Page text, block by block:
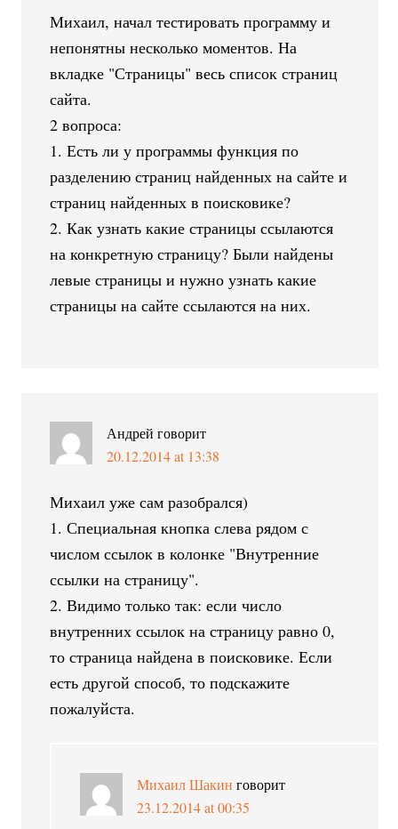
Михаил, начал тестировать программу и
непонятны несколько моментов. На
вкладке "Страницы" весь список страниц
сайта.
2 вопроса:
1. Есть ли у программы функция по
разделению страниц найденных на сайте и
страниц найденных в поисковике?
2. Как узнать какие страницы ссылаются
на конкретную страницу? Были найдены
левые страницы и нужно узнать какие
страницы на сайте ссылаются на них.
Андрей говорит
20.12.2014 at 13:38
Михаил уже сам разобрался)
1. Специальная кнопка слева рядом с
числом ссылок в колонке "Внутренние
ссылки на страницу".
2. Видимо только так: если число
внутренних ссылок на страницу равно 0,
то страница найдена в поисковике. Если
есть другой способ, то подскажите
пожалуйста.
Михаил Шакин говорит
23.12.2014 at 00:35